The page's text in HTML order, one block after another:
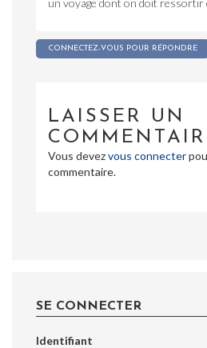
un voyage dont on doit ressortir
CONNECTEZ-VOUS POUR RÉPONDRE
LAISSER UN
Vous devezvous connecter
commentaire.
SE CONNECTER
Identifiant